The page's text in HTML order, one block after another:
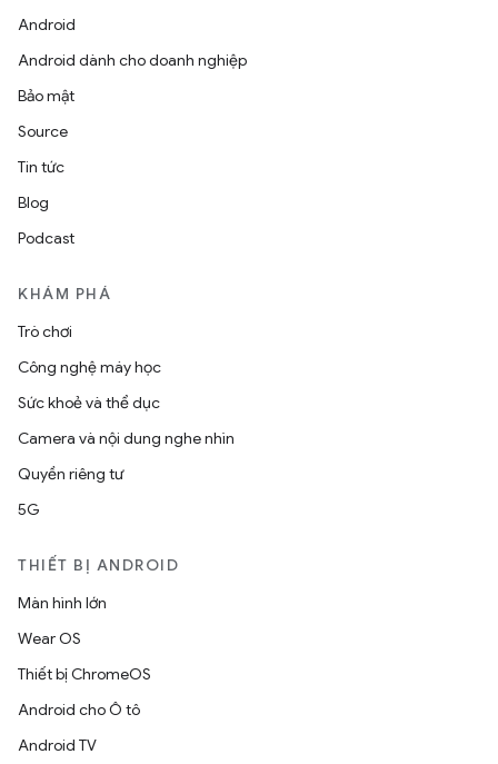
Android
Android dành cho doanh nghiệp
Bảo mật
Source
Tin tức
Blog
Podcast
KHÁM PHÁ
Trò chơi
Công nghệ máy học
Sức khoẻ và thể dục
Camera và nội dung nghe nhìn
Quyền riêng tư
5G
THIẾT BỊ ANDROID
Màn hình lớn
Wear OS
Thiết bị ChromeOS
Android cho Ô tô
Android TV